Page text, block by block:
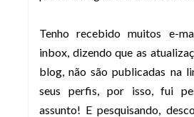
Tenho recebido muitos e-
inbox, dizendo que as
blog, não são publicadas na
seus perfis, por isso, fui
assunto! E pesquisando,